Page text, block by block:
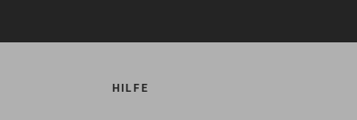
HILFE